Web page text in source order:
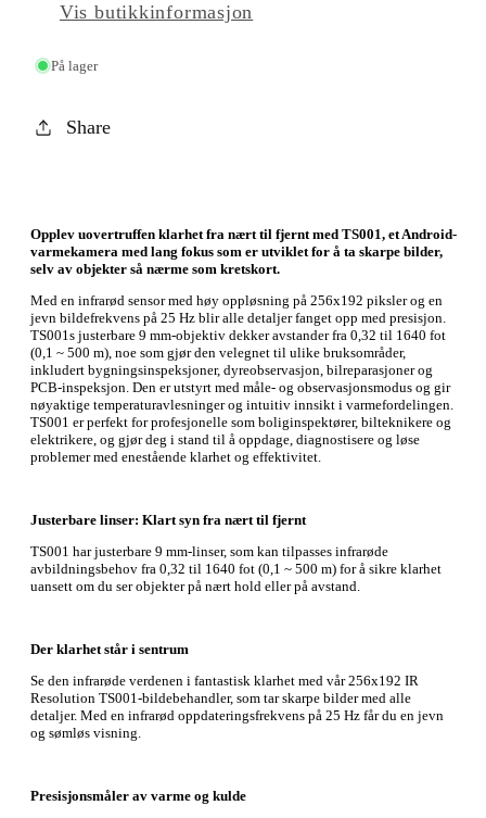
Vis butikkinformasjon
På lager
Share
Opplev uovertruffen klarhet fra nært til fjernt med TS001, et Android-
varmekamera med lang fokus som er utviklet for å ta skarpe bilder,
selv av objekter så nærme som kretskort.
Med en infrarød sensor med høy oppløsning på 256x192 piksler og en
jevn bildefrekvens på 25 Hz blir alle detaljer fanget opp med presisjon.
TS001s justerbare 9 mm-objektiv dekker avstander fra 0,32 til 1640 fot
(0,1 ~ 500 m), noe som gjør den velegnet til ulike bruksområder,
inkludert bygningsinspeksjoner, dyreobservasjon, bilreparasjoner og
PCB-inspeksjon. Den er utstyrt med måle- og observasjonsmodus og gir
nøyaktige temperaturavlesninger og intuitiv innsikt i varmefordelingen.
TS001 er perfekt for profesjonelle som boliginspektører, bilteknikere og
elektrikere, og gjør deg i stand til å oppdage, diagnostisere og løse
problemer med enestående klarhet og effektivitet.
Justerbare linser: Klart syn fra nært til fjernt
TS001 har justerbare 9 mm-linser, som kan tilpasses infrarøde
avbildningsbehov fra 0,32 til 1640 fot (0,1 ~ 500 m) for å sikre klarhet
uansett om du ser objekter på nært hold eller på avstand.
Der klarhet står i sentrum
Se den infrarøde verdenen i fantastisk klarhet med vår 256x192 IR
Resolution TS001-bildebehandler, som tar skarpe bilder med alle
detaljer. Med en infrarød oppdateringsfrekvens på 25 Hz får du en jevn
og sømløs visning.
Presisjonsmåler av varme og kulde